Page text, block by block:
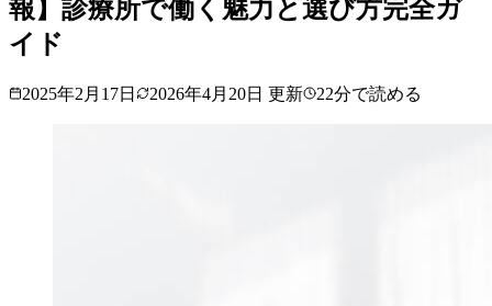
報】診療所で働く魅力と選び方完全ガ
イド
2025年2月17日 2026年4月20日 更新 22分で読める